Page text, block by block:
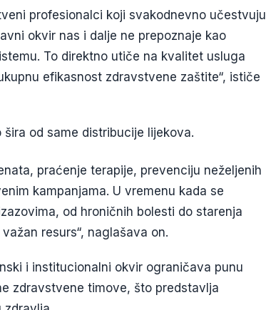
profesionalci koji svakodnevno učestvuju
okvir nas i dalje ne prepoznaje kao
To direktno utiče na kvalitet usluga
efikasnost zdravstvene zaštite“, ističe
od same distribucije lijekova.
praćenje terapije, prevenciju neželjenih
kampanjama. U vremenu kada se
od hroničnih bolesti do starenja
resurs“, naglašava on.
i institucionalni okvir ograničava punu
zdravstvene timove, što predstavlja